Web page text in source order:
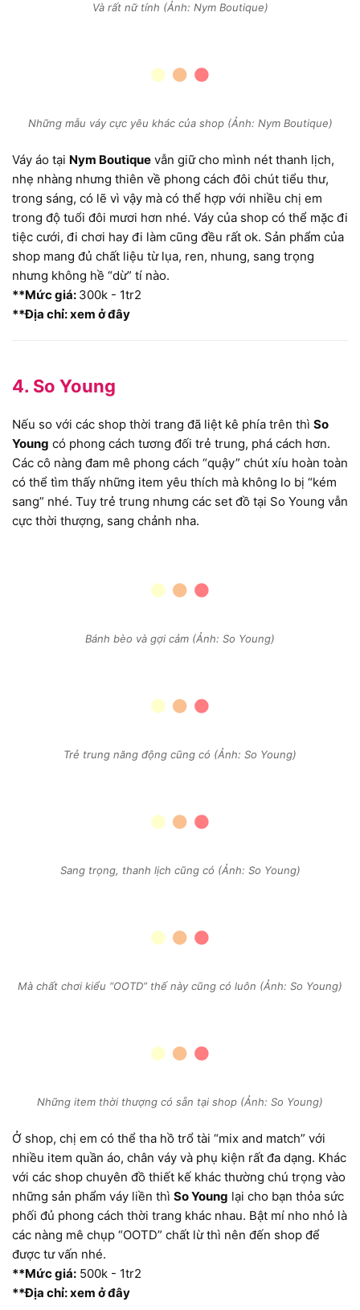
Và rất nữ tính (Ảnh: Nym Boutique)
Những mẫu váy cực yêu khác của shop (Ảnh: Nym Boutique)
Váy áo tại Nym Boutique vẫn giữ cho mình nét thanh lịch,
nhẹ nhàng nhưng thiên về phong cách đôi chút tiểu thư,
trong sáng, có lẽ vì vậy mà có thể hợp với nhiều chị em
trong độ tuổi đôi mươi hơn nhé. Váy của shop có thể mặc đi
tiệc cưới, đi chơi hay đi làm cũng đều rất ok. Sản phẩm của
shop mang đủ chất liệu từ lụa, ren, nhung, sang trọng
nhưng không hề “dừ” tí nào.
**Mức giá: 300k - 1tr2
**Địa chỉ: xem ở đây
4. So Young
Nếu so với các shop thời trang đã liệt kê phía trên thì So
Young có phong cách tương đối trẻ trung, phá cách hơn.
Các cô nàng đam mê phong cách “quậy” chút xíu hoàn toàn
có thể tìm thấy những item yêu thích mà không lo bị “kém
sang” nhé. Tuy trẻ trung nhưng các set đồ tại So Young vẫn
cực thời thượng, sang chảnh nha.
Bánh bèo và gợi cảm (Ảnh: So Young)
Trẻ trung năng động cũng có (Ảnh: So Young)
Sang trọng, thanh lịch cũng có (Ảnh: So Young)
Mà chất chơi kiểu “OOTD” thế này cũng có luôn (Ảnh: So Young)
Những item thời thượng có sẵn tại shop (Ảnh: So Young)
Ở shop, chị em có thể tha hồ trổ tài “mix and match” với
nhiều item quần áo, chân váy và phụ kiện rất đa dạng. Khác
với các shop chuyên đồ thiết kế khác thường chú trọng vào
những sản phẩm váy liền thì So Young lại cho bạn thỏa sức
phối đủ phong cách thời trang khác nhau. Bật mí nho nhỏ là
các nàng mê chụp “OOTD” chất lừ thì nên đến shop để
được tư vấn nhé.
**Mức giá: 500k - 1tr2
**Địa chỉ: xem ở đây